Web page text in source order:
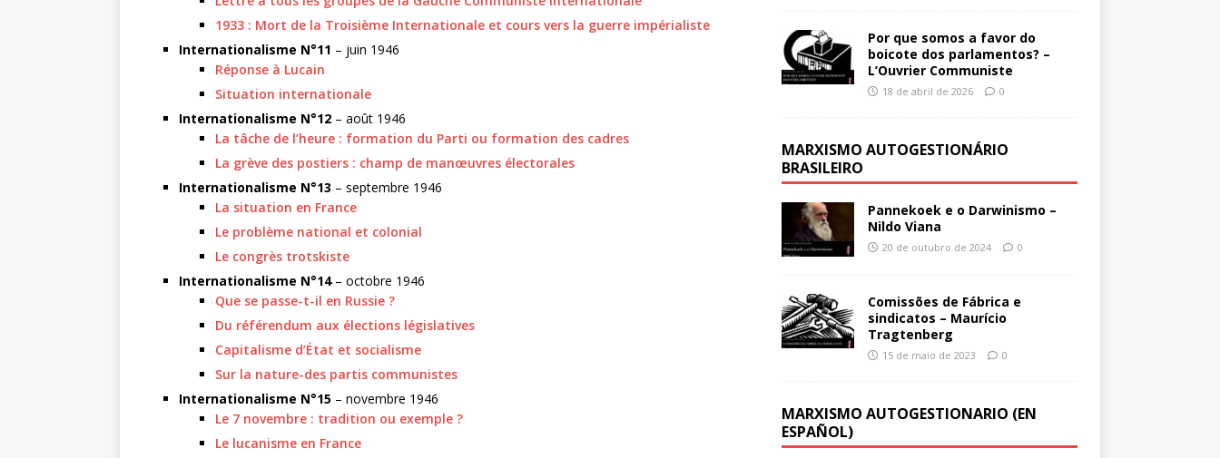
1933 : Mort de la Troisième Internationale et cours vers la guerre impérialiste
Internationalisme N°11 – juin 1946
Réponse à Lucain
Situation internationale
Internationalisme N°12 – août 1946
La tâche de l’heure : formation du Parti ou formation des cadres
La grève des postiers : champ de manœuvres électorales
Internationalisme N°13 – septembre 1946
La situation en France
Le problème national et colonial
Le congrès trotskiste
Internationalisme N°14– octobre 1946
Que se passe-t-il en Russie ?
Du référendum aux élections législatives
Capitalisme d’État et socialisme
Sur la nature-des partis communistes
Internationalisme N°15 – novembre 1946
Le 7 novembre : tradition ou exemple ?
Le lucanisme en France
Por que somos a favor do
boicote dos parlamentos? –
L’Ouvrier Communiste
18 de abril de 2026 0
MARXISMO AUTOGESTIONÁRIO
BRASILEIRO
Pannekoek e o Darwinismo –
Nildo Viana
20 de outubro de 2024 0
Comissões de Fábrica e
sindicatos – Maurício
Tragtenberg
15 de maio de 2023 0
MARXISMO AUTOGESTIONARIO (EN
ESPAÑOL)